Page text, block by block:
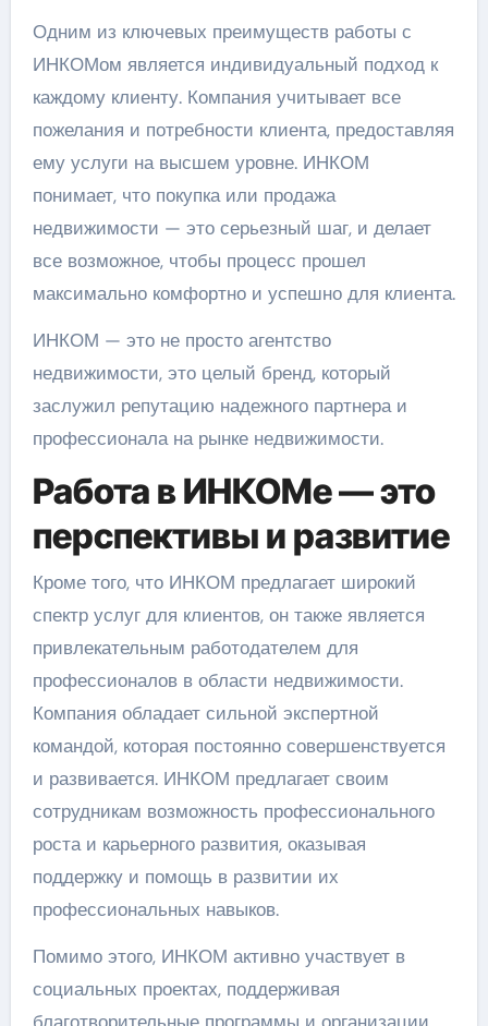
Одним из ключевых преимуществ работы с
ИНКОМом является индивидуальный подход к
каждому клиенту. Компания учитывает все
пожелания и потребности клиента, предоставляя
ему услуги на высшем уровне. ИНКОМ
понимает, что покупка или продажа
недвижимости — это серьезный шаг, и делает
все возможное, чтобы процесс прошел
максимально комфортно и успешно для клиента.
ИНКОМ — это не просто агентство
недвижимости, это целый бренд, который
заслужил репутацию надежного партнера и
профессионала на рынке недвижимости.
Работа в ИНКОМе — это
перспективы и развитие
Кроме того, что ИНКОМ предлагает широкий
спектр услуг для клиентов, он также является
привлекательным работодателем для
профессионалов в области недвижимости.
Компания обладает сильной экспертной
командой, которая постоянно совершенствуется
и развивается. ИНКОМ предлагает своим
сотрудникам возможность профессионального
роста и карьерного развития, оказывая
поддержку и помощь в развитии их
профессиональных навыков.
Помимо этого, ИНКОМ активно участвует в
социальных проектах, поддерживая
благотворительные программы и организации.